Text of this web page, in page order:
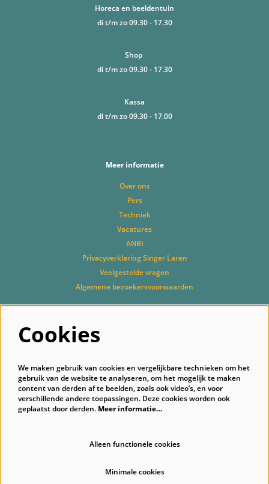
Horeca en beeldentuin
di t/m zo 09.30 - 17.30
Shop
di t/m zo 09.30 - 17.30
Kassa
di t/m zo 09.30 - 17.00
Meer informatie
Over ons
Pers
Techniek
Vacatures
ANBI
Privacyverklaring Singer Laren
Veelgestelde vragen
Algemene bezoekersvoorwaarden
Cookies
We maken gebruik van cookies en vergelijkbare technieken om het
gebruik van de website te analyseren, om het mogelijk te maken
content van derden af te beelden, zoals ook video’s, en voor
verschillende andere toepassingen. Deze cookies worden ook
geplaatst door derden. Meer informatie…
Alleen functionele cookies
Minimale cookies